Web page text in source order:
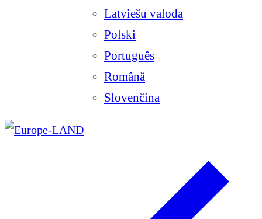
Latviešu valoda
Polski
Português
Română
Slovenčina